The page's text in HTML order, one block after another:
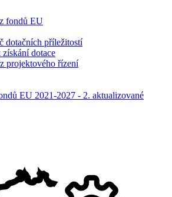
fondů EU
dotačních příležitostí
dotace
projektového řízení
EU 2021-2027 - 2. aktualizované